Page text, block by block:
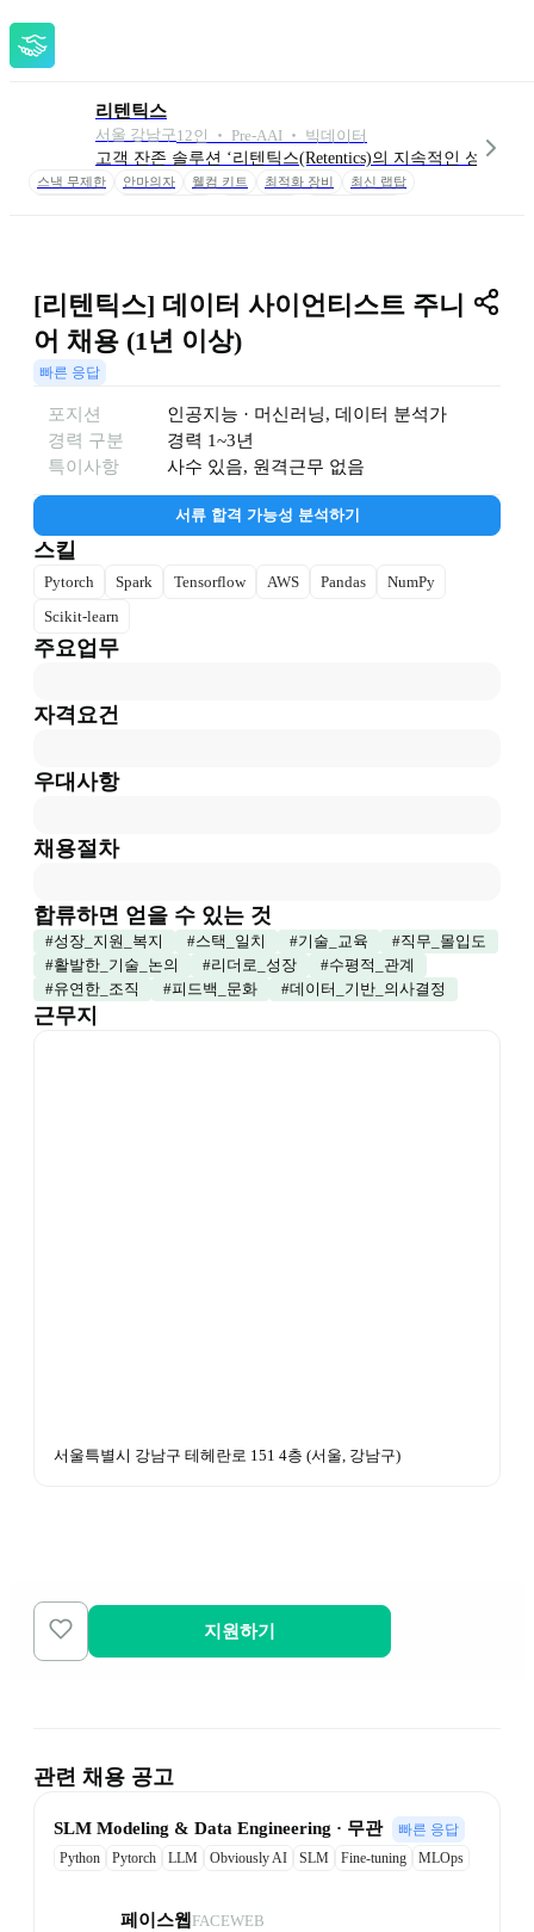
리텐틱스
서울 강남구12인 ‧ Pre-AAI ‧ 빅데이터
고객 잔존 솔루션 ‘리텐틱스(Retentics)의 지속적인 성장을
스낵 무제한 안마의자 웰컴 키트 최적화 장비
최신 랩탑
[리텐틱스] 데이터 사이언티스트 주니
어 채용 (1년 이상)
빠른 응답
포지션 인공지능 · 머신러닝, 데이터 분석가
경력 구분
경력 1~3년
특이사항
사수 있음, 원격근무 없음
서류 합격 가능성 분석하기
스킬
Pytorch Spark Tensorflow AWS Pandas
NumPy
Scikit-learn
주요업무
자격요건
우대사항
채용절차
합류하면 얻을 수 있는 것
#성장_지원_복지 #스택_일치 #기술_교육 #직무_몰입도
#활발한_기술_논의 #리더로_성장 #수평적_관계
#유연한_조직 #피드백_문화 #데이터_기반_의사결정
근무지
서울특별시 강남구 테헤란로 151 4층 (서울, 강남구)
지원하기
관련 채용 공고
﻿SLM Modeling & Data ﻿﻿Engineering · 무관
빠른 응답
Python
Pytorch LLM Obviously AI SLM Fine-tuning
MLOps
페이스웹FACEWEB